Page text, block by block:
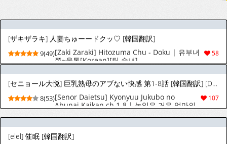
[ザキザラキ] 人妻ちゅーードクッ♡ [韓国翻訳]
9(49) [Zaki Zaraki] Hitozuma Chu - Doku | 유부녀
쭈~웅톡[Korean][팀 숙녀]
[セニョール大悦] 巨乳熟母のアブない快感 第1-8話 [韓国翻訳] [DL版] [進行中]
107
8(53)[Senor Daietsu] Kyonyuu Jukubo no
Abunai Kaikan ch.1-8 | 농익은 거유 엄마의
위험한 쾌락 제1-8 [Digital][Korean][팀 숙녀]
[Ongoing]
9(32)[elel] Saimin | 최면 [Korean]